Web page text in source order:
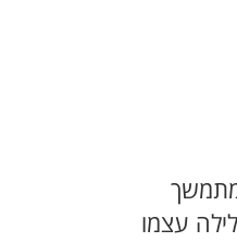
עצמו